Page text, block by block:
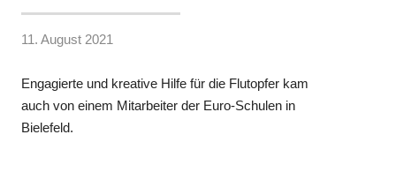
11. August 2021
Engagierte und kreative Hilfe für die Flutopfer kam
auch von einem Mitarbeiter der Euro-Schulen in
Bielefeld.